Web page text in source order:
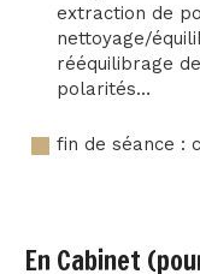
extraction de
nettoyage/
rééquilibrage
polarités…
fin de séance :
En Cabinet